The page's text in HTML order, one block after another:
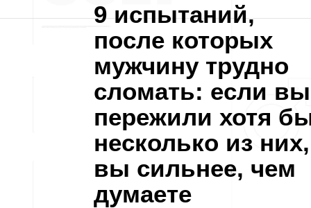
9 испытаний,
после которых
мужчину трудно
сломать: если вы
пережили хотя
несколько из них,
вы сильнее, чем
думаете